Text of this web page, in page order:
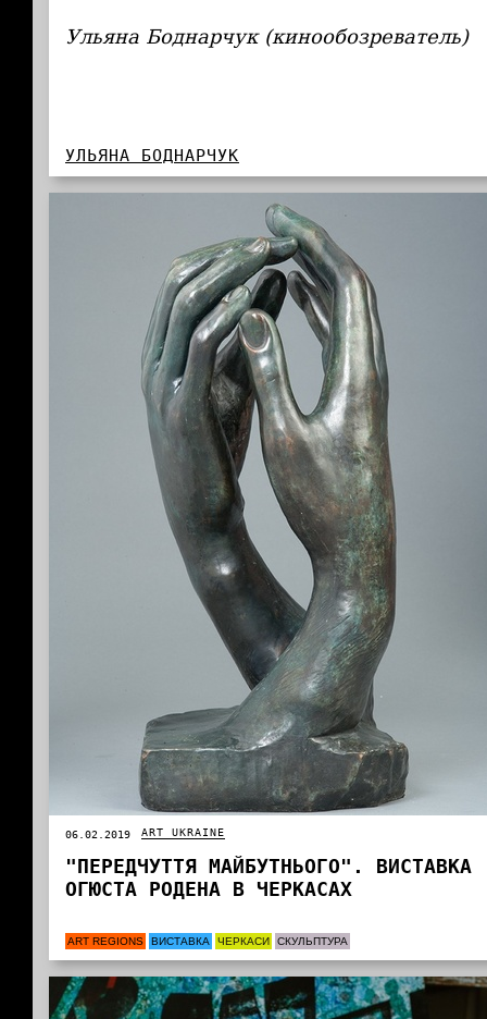
Ульяна Боднарчук (кинообозреватель)
УЛЬЯНА БОДНАРЧУК
06.02.2019 ART UKRAINE
"ПЕРЕДЧУТТЯ МАЙБУТНЬОГО". ВИСТАВКА
ОГЮСТА РОДЕНА В ЧЕРКАСАХ
ART REGIONS ВИСТАВКА ЧЕРКАСИ СКУЛЬПТУРА